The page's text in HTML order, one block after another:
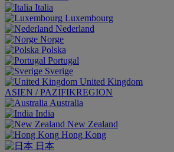
Italia
Luxembourg
Nederland
Norge
Polska
Portugal
Sverige
United Kingdom
ASIEN / PAZIFIKREGION
Australia
India
New Zealand
Hong Kong
日本